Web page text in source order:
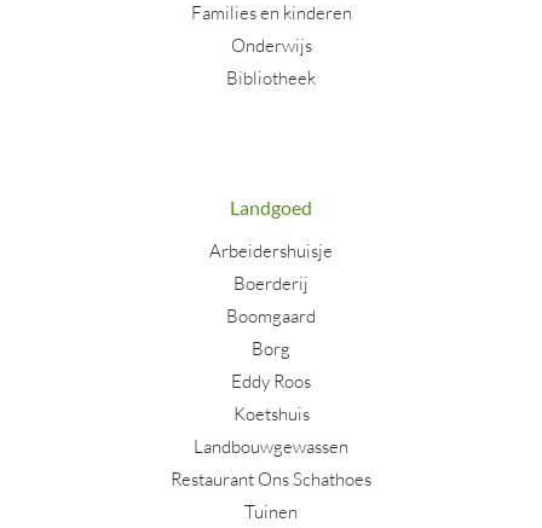
Families en kinderen
Onderwijs
Bibliotheek
Landgoed
Arbeidershuisje
Boerderij
Boomgaard
Borg
Eddy Roos
Koetshuis
Landbouwgewassen
Restaurant Ons Schathoes
Tuinen